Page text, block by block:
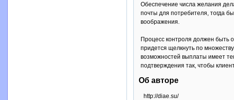
Обеспечение числа желания
почты для потребителя, тогда
воображения.
Процесс контроля должен быть
придется щелкнуть по
возможностей выплаты имеет
подтверждения так, чтобы
Об авторе
http://diae.su/